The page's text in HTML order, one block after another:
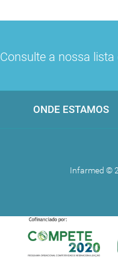
Consulte a nossa lista
ONDE ESTAMOS
Infarmed ©